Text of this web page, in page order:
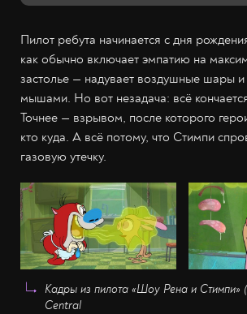
Пилот ребута начинается с дня
как обычно включает эмпатию на
застолье — надувает воздушные шары и
мышами. Но вот незадача: всё
Точнее — взрывом, после которого
кто куда. А всё потому, что Стимпи
газовую утечку.
Кадры из пилота «Шоу Рена и Стимпи»
Central